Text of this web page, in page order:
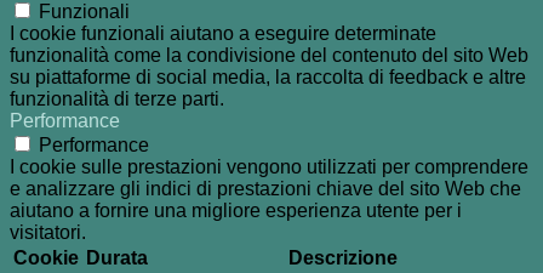
Funzionali
I cookie funzionali aiutano a eseguire determinate
funzionalità come la condivisione del contenuto del sito Web
su piattaforme di social media, la raccolta di feedback e altre
funzionalità di terze parti.
Performance
Performance
I cookie sulle prestazioni vengono utilizzati per comprendere
e analizzare gli indici di prestazioni chiave del sito Web che
aiutano a fornire una migliore esperienza utente per i
visitatori.
Cookie Durata Descrizione